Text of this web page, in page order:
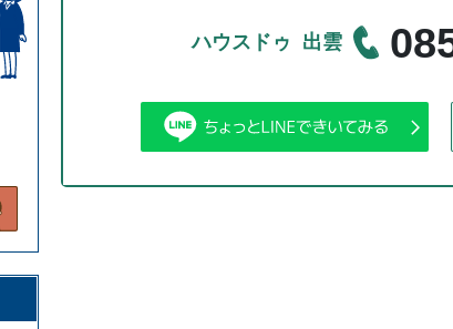
ハウスドゥ 出雲